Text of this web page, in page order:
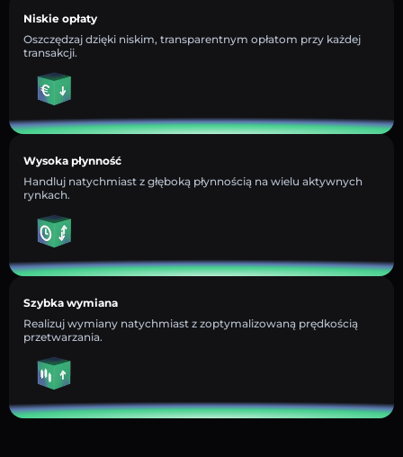
Niskie opłaty
Oszczędzaj dzięki niskim, transparentnym opłatom przy każdej
transakcji.
Wysoka płynność
Handluj natychmiast z głęboką płynnością na wielu aktywnych
rynkach.
Szybka wymiana
Realizuj wymiany natychmiast z zoptymalizowaną prędkością
przetwarzania.